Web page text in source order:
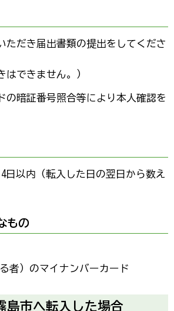
ただき届出書類の提出をしてくださ
はできません。）
の暗証番号照合等により本人確認を
日以内（転入した日の翌日から数え
もの
者）のマイナンバーカード
島市へ転入した場合